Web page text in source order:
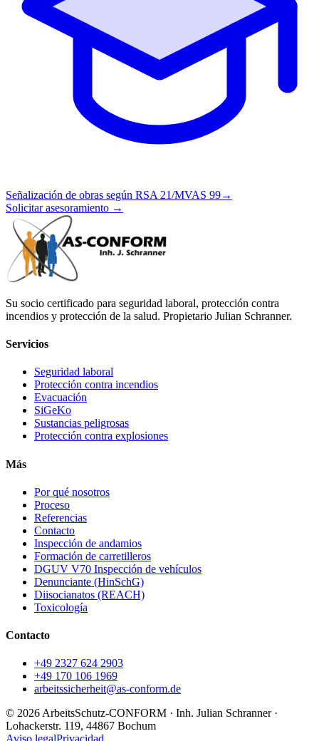
Señalización de obras según RSA 21/MVAS 99→
Solicitar asesoramiento →
Su socio certificado para seguridad laboral, protección contra
incendios y protección de la salud. Propietario Julian Schranner.
Servicios
Seguridad laboral
Protección contra incendios
Evacuación
SiGeKo
Sustancias peligrosas
Protección contra explosiones
Más
Por qué nosotros
Proceso
Referencias
Contacto
Inspección de andamios
Formación de carretilleros
DGUV V70 Inspección de vehículos
Denunciante (HinSchG)
Diisocianatos (REACH)
Toxicología
Contacto
+49 2327 624 2903
+49 170 106 1969
arbeitssicherheit@as-conform.de
© 2026 ArbeitsSchutz-CONFORM · Inh. Julian Schranner ·
Lohackerstr. 119, 44867 Bochum